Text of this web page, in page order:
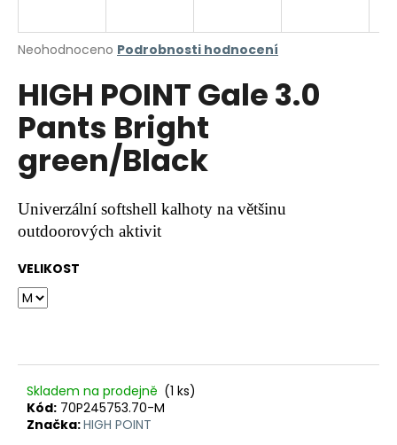
Průměrné
produktu
je
0,0
5
hvězdiček.
Neohodnoceno Podrobnosti hodnocení
HIGH POINT Gale 3.0
Pants Bright
green/Black
Univerzální softshell kalhoty na většinu
outdoorových aktivit
VELIKOST
Skladem na prodejně (1 ks)
Kód: 70P245753.70-M
Značka:HIGH POINT
j
t
?
HLEDAT
D
o
r
u
č
u